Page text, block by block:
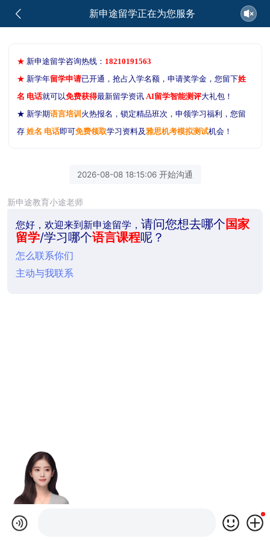
新申途留学正在为您服务
★ 新申途留学咨询热线： 18210191563
★ 新学年留学申请已开通，抢占入学名额，申请奖学金，您留下姓
名 电话就可以免费获得最新留学资讯 AI留学智能测评大礼包！
★ 新学期语言培训 火热报名，锁定精品班次，申领学习福利，您留
存姓名 电话即可免费领取学习资料及雅思机考模拟测试机会！
2026-08-08 18:15:06 开始沟通
新申途教育小途老师
您好，欢迎来到新申途留学， 请问您想去哪个国家
留学/学习哪个语言课程呢？
怎么联系你们
主动与我联系